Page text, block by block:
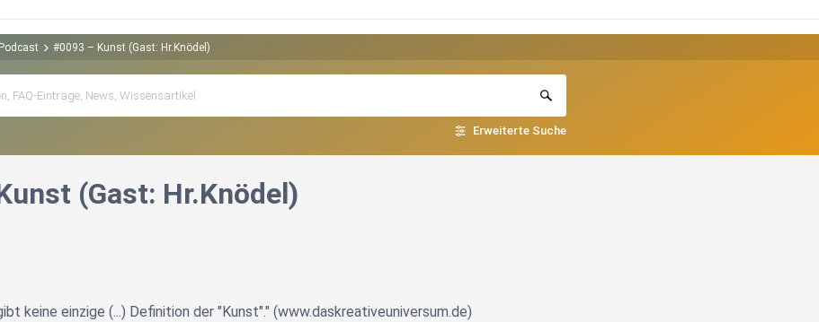
#0093 – Kunst (Gast: Hr.Knödel)
Erweiterte Suche
(Gast: Hr.Knödel)
keine einzige (...) Definition der "Kunst"." (www.daskreativeuniversum.de)